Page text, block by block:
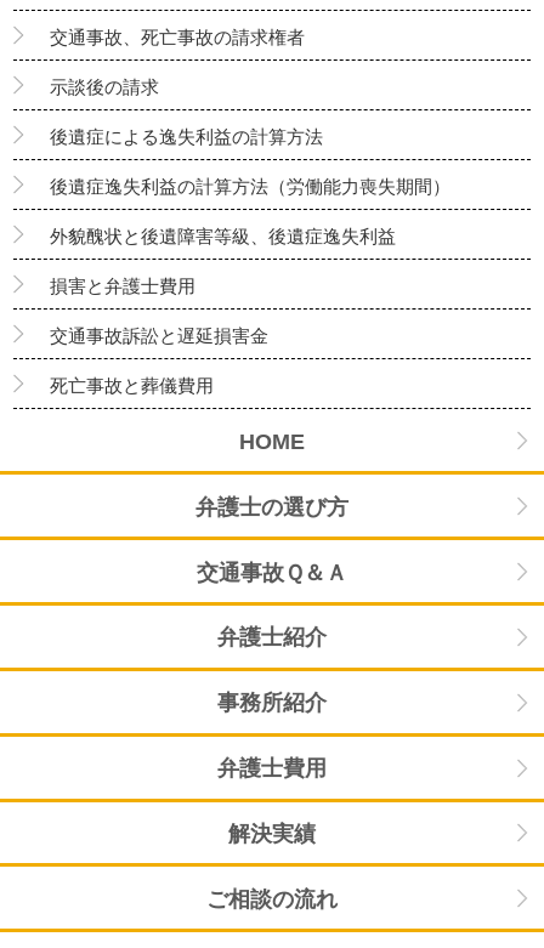
交通事故、死亡事故の請求権者
示談後の請求
後遺症による逸失利益の計算方法
後遺症逸失利益の計算方法（労働能力喪失期間）
外貌醜状と後遺障害等級、後遺症逸失利益
損害と弁護士費用
交通事故訴訟と遅延損害金
死亡事故と葬儀費用
HOME
弁護士の選び方
交通事故Ｑ＆Ａ
弁護士紹介
事務所紹介
弁護士費用
解決実績
ご相談の流れ